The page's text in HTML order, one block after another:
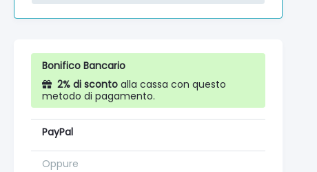
Bonifico Bancario
2% di sconto alla cassa con questo
metodo di pagamento.
PayPal
Oppure